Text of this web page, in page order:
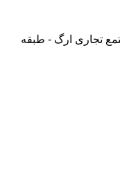
تجاری ارگ - طبقه